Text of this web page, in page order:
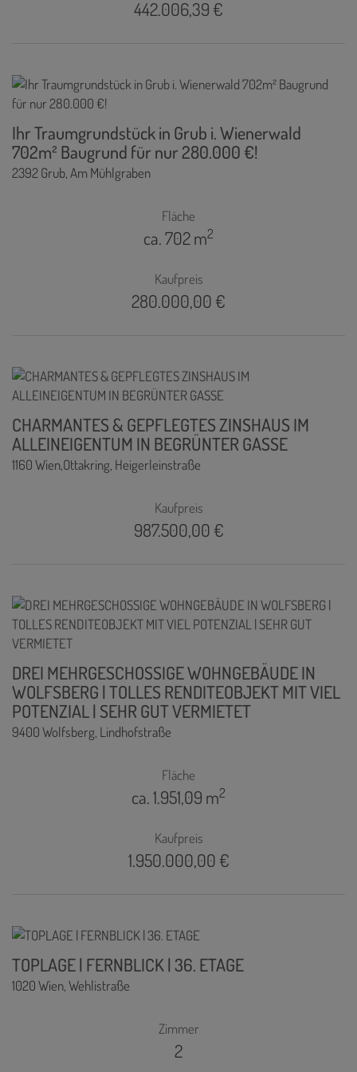
442.006,39 €
Ihr Traumgrundstück in Grub i. Wienerwald
702m² Baugrund für nur 280.000 €!
2392 Grub, Am Mühlgraben
Fläche
ca. 702 m2
Kaufpreis
280.000,00 €
CHARMANTES & GEPFLEGTES ZINSHAUS IM
ALLEINEIGENTUM IN BEGRÜNTER GASSE
1160 Wien,Ottakring, Heigerleinstraße
Kaufpreis
987.500,00 €
DREI MEHRGESCHOSSIGE WOHNGEBÄUDE IN
WOLFSBERG | TOLLES RENDITEOBJEKT MIT VIEL
POTENZIAL | SEHR GUT VERMIETET
9400 Wolfsberg, Lindhofstraße
Fläche
ca. 1.951,09 m2
Kaufpreis
1.950.000,00 €
TOPLAGE | FERNBLICK | 36. ETAGE
1020 Wien, Wehlistraße
Zimmer
2